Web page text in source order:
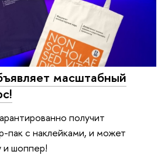
масштабный
получит
пак с наклейками, и может
и шоппер!